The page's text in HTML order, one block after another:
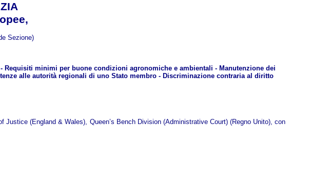
Sezione)
Requisiti minimi per buone condizioni agronomiche e ambientali - Manutenzione dei
alle autorità regionali di uno Stato membro - Discriminazione contraria al diritto
(England & Wales), Queen’s Bench Division (Administrative Court) (Regno Unito), con